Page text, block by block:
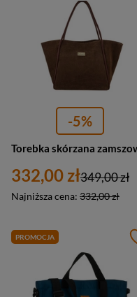
-5%
332,00 zł
Najniższa cena: 332,00 zł
349,00 zł
PROMOCJA